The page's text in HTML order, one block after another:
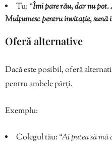
Tu: “Îmi pare rău, dar nu pot.
Mulțumesc pentru invitație, sună
Oferă alternative
Dacă este posibil, oferă
pentru ambele părți.
Exemplu:
Colegul tău: “Ai putea să